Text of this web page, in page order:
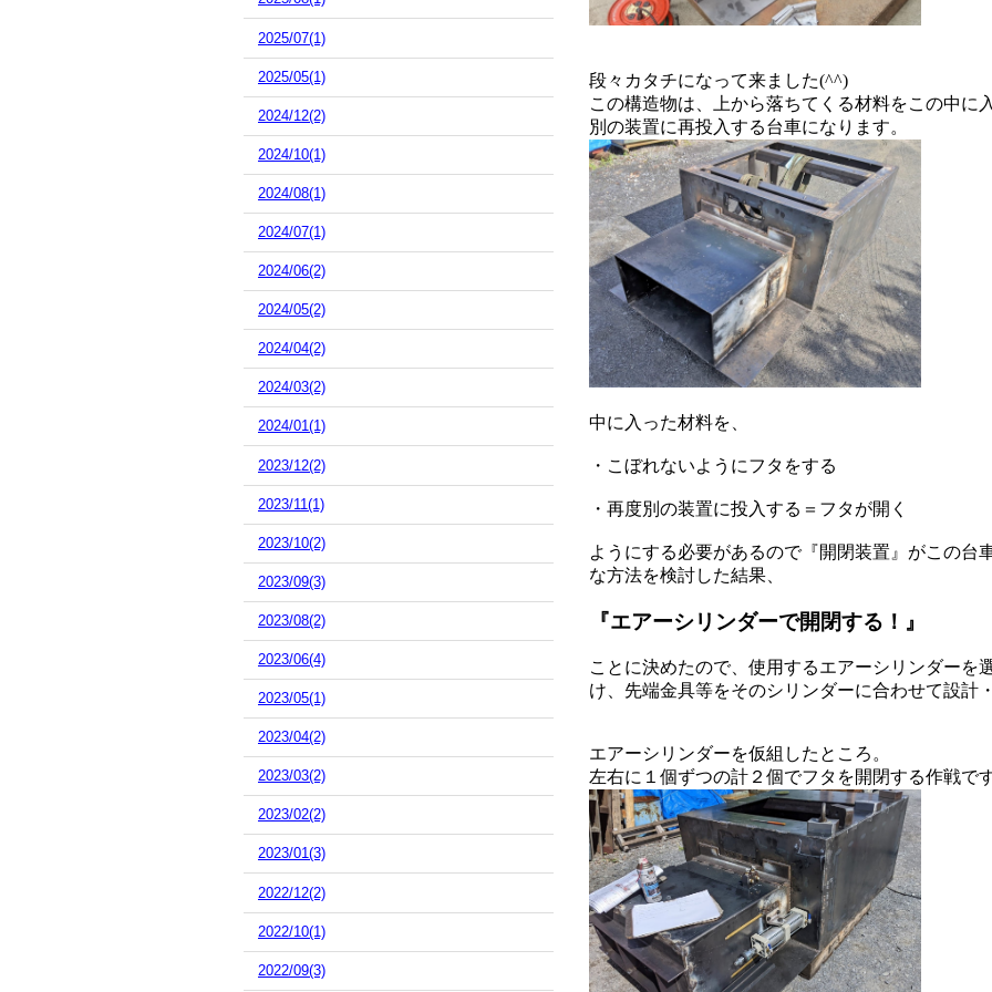
2025/07(1)
2025/05(1)
2024/12(2)
2024/10(1)
2024/08(1)
2024/07(1)
2024/06(2)
2024/05(2)
2024/04(2)
2024/03(2)
2024/01(1)
2023/12(2)
2023/11(1)
2023/10(2)
2023/09(3)
2023/08(2)
2023/06(4)
2023/05(1)
2023/04(2)
2023/03(2)
2023/02(2)
2023/01(3)
2022/12(2)
2022/10(1)
2022/09(3)
段々カタチになって来ました(^^)
この構造物は、上から落ちてくる材料をこの中に
別の装置に再投入する台車になります。
中に入った材料を、
・こぼれないようにフタをする
・再度別の装置に投入する＝フタが開く
ようにする必要があるので『開閉装置』がこの台
な方法を検討した結果、
『エアーシリンダーで開閉する！』
ことに決めたので、使用するエアーシリンダーを
け、先端金具等をそのシリンダーに合わせて設計
エアーシリンダーを仮組したところ。
左右に１個ずつの計２個でフタを開閉する作戦で